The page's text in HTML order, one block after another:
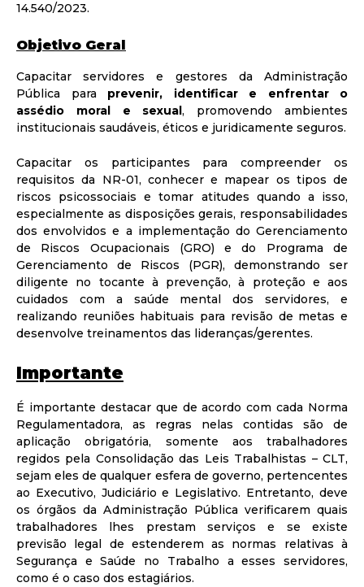
14.540/2023.
Objetivo Geral
Capacitar servidores e gestores da Administração
Pública para prevenir, identificar e enfrentar o
assédio moral e sexual, promovendo ambientes
institucionais saudáveis, éticos e juridicamente seguros.
Capacitar os participantes para compreender os
requisitos da NR-01, conhecer e mapear os tipos de
riscos psicossociais e tomar atitudes quando a isso,
especialmente as disposições gerais, responsabilidades
dos envolvidos e a implementação do Gerenciamento
de Riscos Ocupacionais (GRO) e do Programa de
Gerenciamento de Riscos (PGR), demonstrando ser
diligente no tocante à prevenção, à proteção e aos
cuidados com a saúde mental dos servidores, e
realizando reuniões habituais para revisão de metas e
desenvolve treinamentos das lideranças/gerentes.
Importante
É importante destacar que de acordo com cada Norma
Regulamentadora, as regras nelas contidas são de
aplicação obrigatória, somente aos trabalhadores
regidos pela Consolidação das Leis Trabalhistas – CLT,
sejam eles de qualquer esfera de governo, pertencentes
ao Executivo, Judiciário e Legislativo. Entretanto, deve
os órgãos da Administração Pública verificarem quais
trabalhadores lhes prestam serviços e se existe
previsão legal de estenderem as normas relativas à
Segurança e Saúde no Trabalho a esses servidores,
como é o caso dos estagiários.